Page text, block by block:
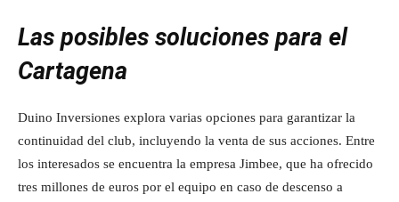
Las posibles soluciones para el
Cartagena
Duino Inversiones explora varias opciones para garantizar la
continuidad del club, incluyendo la venta de sus acciones. Entre
los interesados se encuentra la empresa Jimbee, que ha ofrecido
tres millones de euros por el equipo en caso de descenso a